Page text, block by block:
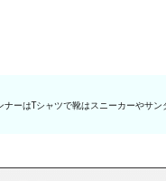
ーはTシャツで靴はスニーカーやサ